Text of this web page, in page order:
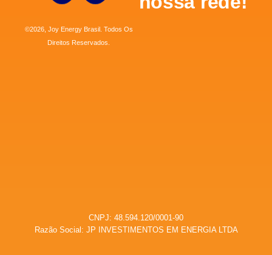
©2026, Joy Energy Brasil. Todos Os
Direitos Reservados.
CNPJ: 48.594.120/0001-90
Razão Social: JP INVESTIMENTOS EM ENERGIA LTDA